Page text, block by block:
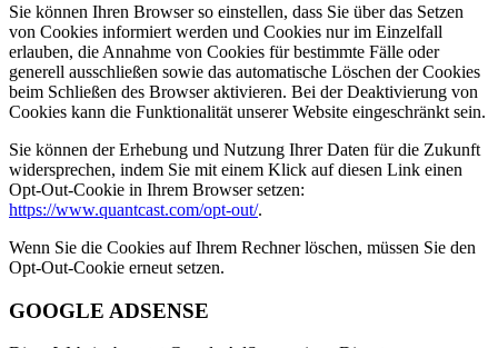
Sie können Ihren Browser so einstellen, dass Sie über das Setzen
von Cookies informiert werden und Cookies nur im Einzelfall
erlauben, die Annahme von Cookies für bestimmte Fälle oder
generell ausschließen sowie das automatische Löschen der Cookies
beim Schließen des Browser aktivieren. Bei der Deaktivierung von
Cookies kann die Funktionalität unserer Website eingeschränkt sein.
Sie können der Erhebung und Nutzung Ihrer Daten für die Zukunft
widersprechen, indem Sie mit einem Klick auf diesen Link einen
Opt-Out-Cookie in Ihrem Browser setzen:
https://www.quantcast.com/opt-out/.
Wenn Sie die Cookies auf Ihrem Rechner löschen, müssen Sie den
Opt-Out-Cookie erneut setzen.
GOOGLE ADSENSE